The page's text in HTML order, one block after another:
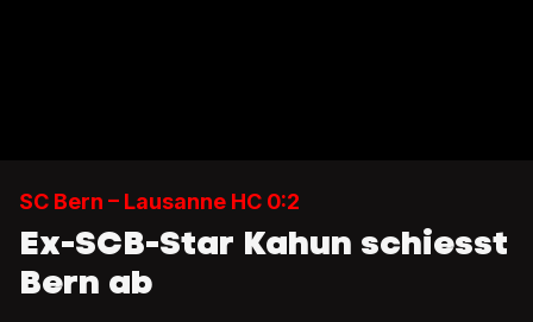
SC Bern – Lausanne HC 0:2
Ex-SCB-Star Kahun schiesst
Bern ab